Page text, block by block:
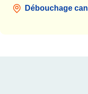
Débouchage